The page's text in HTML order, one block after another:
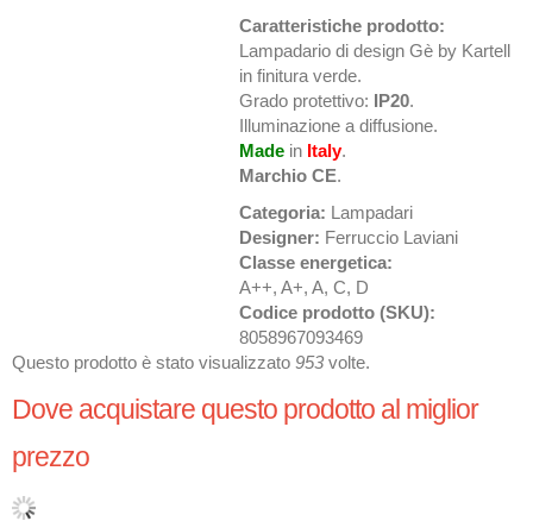
Caratteristiche prodotto:
Lampadario di design Gè by Kartell
in finitura verde.
Grado protettivo: IP20.
Illuminazione a diffusione.
Made in Italy.
Marchio CE.
Categoria: Lampadari
Designer: Ferruccio Laviani
Classe energetica:
A++, A+, A, C, D
Codice prodotto (SKU):
8058967093469
Questo prodotto è stato visualizzato 953 volte.
Dove acquistare questo prodotto al miglior
prezzo